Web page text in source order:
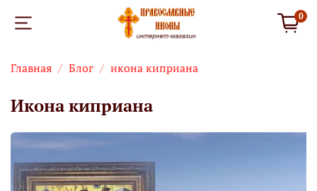
0
Главная Блог икона киприана
икона киприана